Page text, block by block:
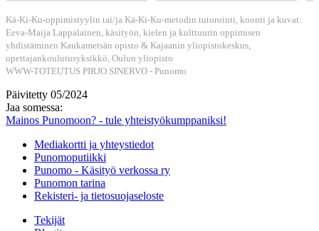
Kä-Ki-Ku-oppimistyylin tai/ja Kä-Ki-Ku-metodin tutorointi, koonti ja kuvat:
Eeva-Maija Lappalainen, käsityön, kielen ja kulttuurin oppimisen
yhdistäminen Kaukametsän opisto & Kajaanin yliopistokeskus,
opettajankoulutusyksikkö, Oulun yliopisto
WWW-TOTEUTUS PIRJO SINERVO - Punomo
Päivitetty 05/2024
Jaa somessa:
Mainos Punomoon? - tule yhteistyökumppaniksi!
Mediakortti ja yhteystiedot
Punomoputiikki
Punomo - Käsityö verkossa ry
Punomon tarina
Rekisteri- ja tietosuojaseloste
Tekijät